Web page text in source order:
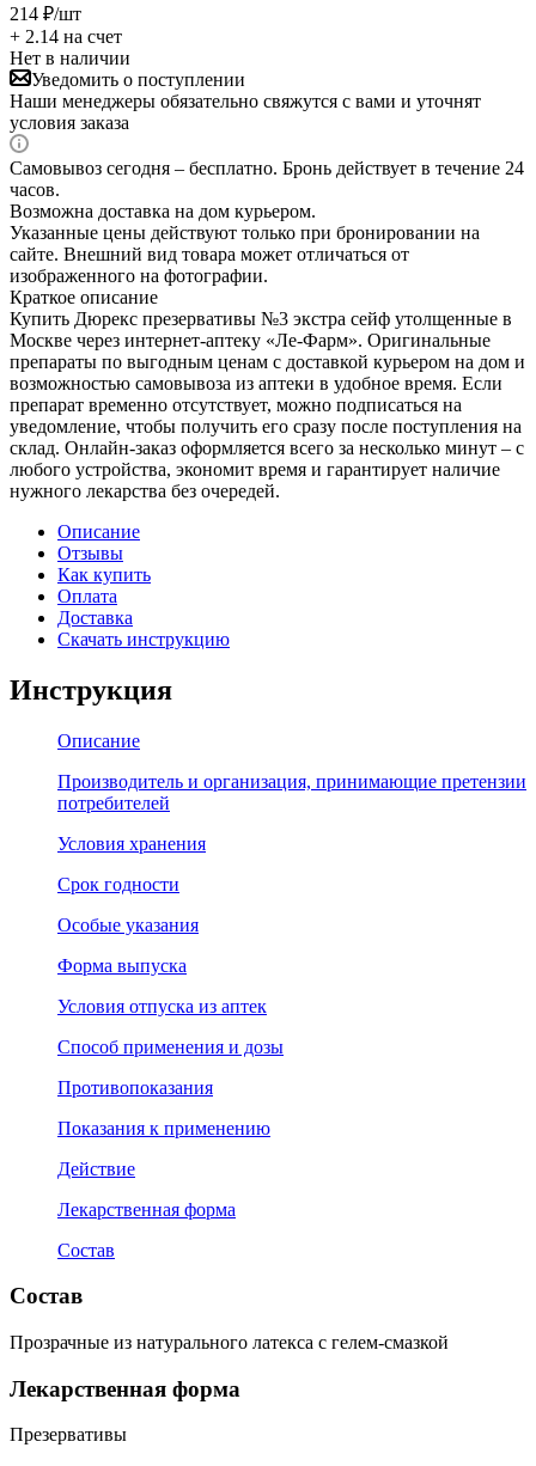
214 ₽/шт
+ 2.14 на счет
Нет в наличии
Уведомить о поступлении
Наши менеджеры обязательно свяжутся с вами и уточнят
условия заказа
Самовывоз сегодня – бесплатно. Бронь действует в течение 24
часов.
Возможна доставка на дом курьером.
Указанные цены действуют только при бронировании на
сайте. Внешний вид товара может отличаться от
изображенного на фотографии.
Краткое описание
Купить Дюрекс презервативы №3 экстра сейф утолщенные в
Москве через интернет-аптеку «Ле-Фарм». Оригинальные
препараты по выгодным ценам с доставкой курьером на дом и
возможностью самовывоза из аптеки в удобное время. Если
препарат временно отсутствует, можно подписаться на
уведомление, чтобы получить его сразу после поступления на
склад. Онлайн-заказ оформляется всего за несколько минут – с
любого устройства, экономит время и гарантирует наличие
нужного лекарства без очередей.
Описание
Отзывы
Как купить
Оплата
Доставка
Скачать инструкцию
Инструкция
Описание
Производитель и организация, принимающие претензии
потребителей
Условия хранения
Срок годности
Особые указания
Форма выпуска
Условия отпуска из аптек
Способ применения и дозы
Противопоказания
Показания к применению
Действие
Лекарственная форма
Состав
Состав
Прозрачные из натурального латекса с гелем-смазкой
Лекарственная форма
Презервативы